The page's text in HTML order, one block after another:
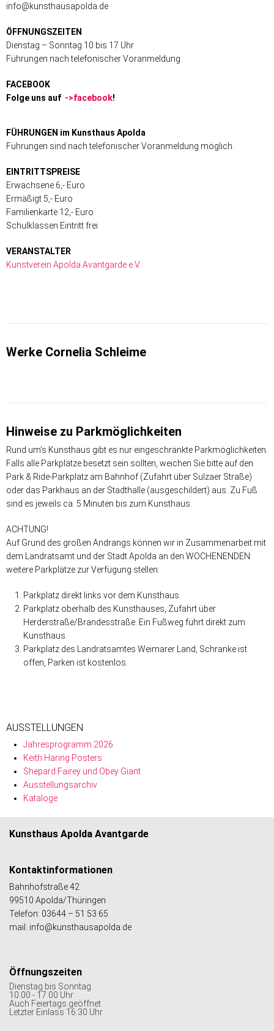
info@kunsthausapolda.de
ÖFFNUNGSZEITEN
Dienstag – Sonntag 10 bis 17 Uhr
Führungen nach telefonischer Voranmeldung
FACEBOOK
Folge uns auf ->facebook!
FÜHRUNGEN im Kunsthaus Apolda
Führungen sind nach telefonischer Voranmeldung möglich.
EINTRITTSPREISE
Erwachsene 6,- Euro
Ermäßigt 5,- Euro
Familienkarte 12,- Euro
Schulklassen Eintritt frei
VERANSTALTER
Kunstverein Apolda Avantgarde e.V.
Werke Cornelia Schleime
Hinweise zu Parkmöglichkeiten
Rund um’s Kunsthaus gibt es nur eingeschränkte Parkmöglichkeiten.
Falls alle Parkplätze besetzt sein sollten, weichen Sie bitte auf den
Park & Ride-Parkplatz am Bahnhof (Zufahrt über Sulzaer Straße)
oder das Parkhaus an der Stadthalle (ausgeschildert) aus. Zu Fuß
sind es jeweils ca. 5 Minuten bis zum Kunsthaus.
ACHTUNG!
Auf Grund des großen Andrangs können wir in Zusammenarbeit mit
dem Landratsamt und der Stadt Apolda an den WOCHENENDEN
weitere Parkplätze zur Verfügung stellen:
Parkplatz direkt links vor dem Kunsthaus.
Parkplatz oberhalb des Kunsthauses, Zufahrt über
Herderstraße/Brandesstraße. Ein Fußweg führt direkt zum
Kunsthaus.
Parkplatz des Landratsamtes Weimarer Land, Schranke ist
offen, Parken ist kostenlos.
AUSSTELLUNGEN
Jahresprogramm 2026
Keith Haring Posters
Shepard Fairey und Obey Giant
Ausstellungsarchiv
Kataloge
Kunsthaus Apolda Avantgarde
Kontaktinformationen
Bahnhofstraße 42
99510 Apolda/Thüringen
Telefon: 03644 – 51 53 65
mail: info@kunsthausapolda.de
Öffnungszeiten
Dienstag bis Sonntag
10.00 - 17.00 Uhr
Auch Feiertags geöffnet
Letzter Einlass 16:30 Uhr